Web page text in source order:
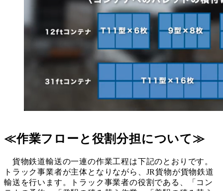
≪作業フローと役割分担について≫
貨物鉄道輸送の一連の作業工程は下記のとおりです。
トラック事業者が主体となりながら、JR貨物が貨物鉄道
輸送を行います。トラック事業者の役割である、「コン